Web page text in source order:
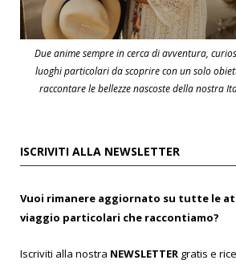
Due anime sempre in cerca di avventura,
luoghi particolari da scoprire con un solo
raccontare le bellezze nascoste della nostra
ISCRIVITI ALLA NEWSLETTER
Vuoi rimanere aggiornato su tutte le
viaggio particolari che raccontiamo?
Iscriviti alla nostra NEWSLETTER gratis e